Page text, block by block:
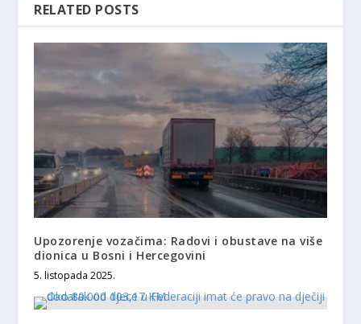
RELATED POSTS
Upozorenje vozačima: Radovi i obustave na više
dionica u Bosni i Hercegovini
5. listopada 2025.